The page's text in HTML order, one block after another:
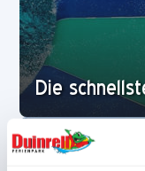
Die
Allgemein